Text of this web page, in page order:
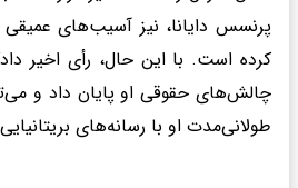
پرنسس دایانا، نیز آسیب‌های عمیقی
کرده است. با این حال، رأی اخیر
چالش‌های حقوقی او پایان داد و
طولانی‌مدت او با رسانه‌های